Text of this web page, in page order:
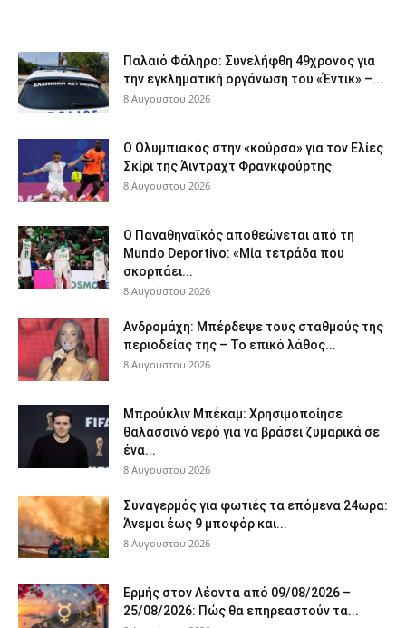
Παλαιό Φάληρο: Συνελήφθη 49χρονος για
την εγκληματική οργάνωση του «Έντικ» –...
8 Αυγούστου 2026
Ο Ολυμπιακός στην «κούρσα» για τον Ελίες
Σκίρι της Άιντραχτ Φρανκφούρτης
8 Αυγούστου 2026
Ο Παναθηναϊκός αποθεώνεται από τη
Mundo Deportivo: «Μία τετράδα που
σκορπάει...
8 Αυγούστου 2026
Ανδρομάχη: Μπέρδεψε τους σταθμούς της
περιοδείας της – Το επικό λάθος...
8 Αυγούστου 2026
Μπρούκλιν Μπέκαμ: Χρησιμοποίησε
θαλασσινό νερό για να βράσει ζυμαρικά σε
ένα...
8 Αυγούστου 2026
Συναγερμός για φωτιές τα επόμενα 24ωρα:
Άνεμοι έως 9 μποφόρ και...
8 Αυγούστου 2026
Ερμής στον Λέοντα από 09/08/2026 –
25/08/2026: Πώς θα επηρεαστούν τα...